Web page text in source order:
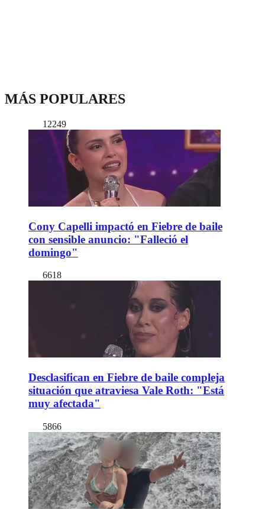
MÁS POPULARES
12249
Cony Capelli impactó en Fiebre de baile
con sensible anuncio: "Falleció el
domingo"
6618
Desclasifican en Fiebre de baile compleja
situación que atraviesa Vale Roth: "Está
muy afectada"
5866